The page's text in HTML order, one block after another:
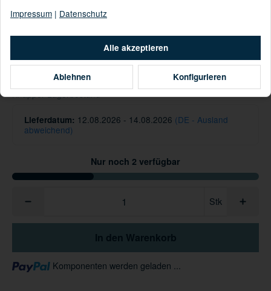
Hersteller/EU Verantwortliche Person
79,95 €
inkl. 19% USt. ,Versandkostenfreie Lieferung
Knapper Lagerbestand
Lieferdatum: 12.08.2026 - 14.08.2026 (DE - Ausland
abweichend)
Nur noch 2 verfügbar
Stk
Loading... Komponenten werden geladen ...
Alle akzeptieren
Ablehnen Konfigurieren
Impressum | Datenschutz